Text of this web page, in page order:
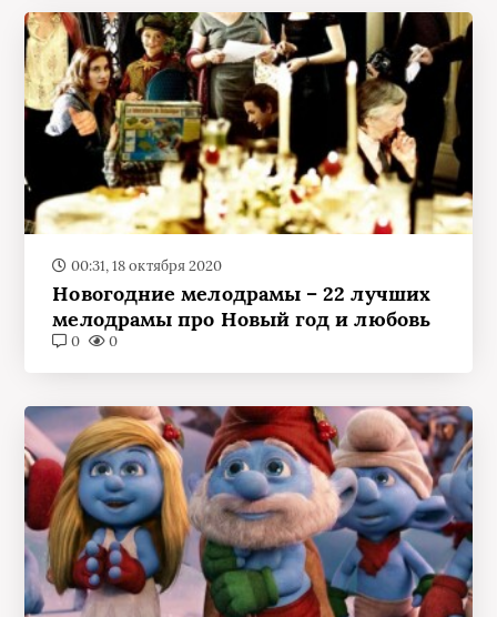
00:31, 18 октября 2020
Новогодние мелодрамы – 22 лучших
мелодрамы про Новый год и любовь
0 0